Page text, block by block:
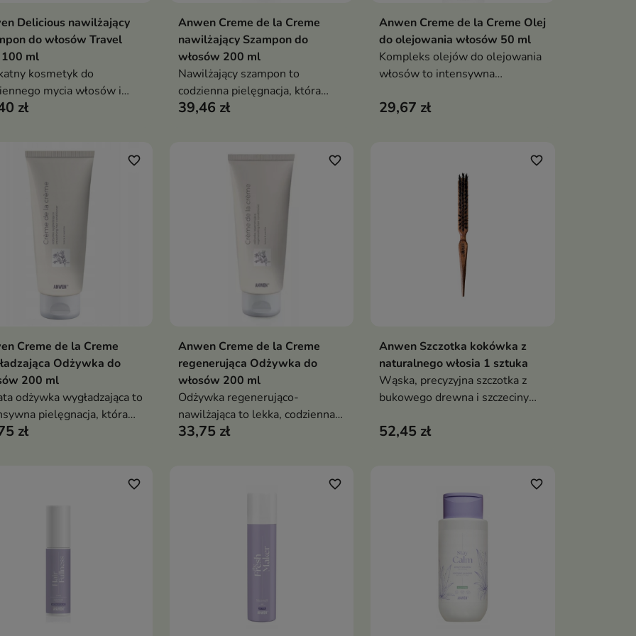
Dodaj do koszyka
Delicious nawilżający
do włosów Travel
100 ml
kosmetyk do
mycia włosów i
zł
Dodaj do koszyka
Anwen Creme de la Creme
nawilżający Szampon do
włosów 200 ml
Nawilżający szampon to
codzienna pielęgnacja, która
dokładnie oczyszcza, nawilża
39,46 zł
Dodaj do koszyka
Anwen Creme de la Creme Olej
do olejowania włosów 50 ml
Kompleks olejów do olejowania
włosów to intensywna
nabłyszcza i redukuje puszenie,
29,67 zł
Dodaj do koszyka
favorite_border
Creme de la Creme
Odżywka do
200 ml
odżywka wygładzająca to
pielęgnacja, która
puszenie, zapewnia
zł
Dodaj do koszyka
favorite_border
Anwen Creme de la Creme
regenerująca Odżywka do
włosów 200 ml
Odżywka regenerująco-
nawilżająca to lekka, codzienna
pielęgnacja, która wzmacnia
33,75 zł
Dodaj do koszyka
favorite_border
Anwen Szczotka kokówka z
naturalnego włosia 1 sztuka
Wąska, precyzyjna szczotka z
bukowego drewna i szczeciny
tapirowania i idealnych upięć
52,45 zł
favorite_border favorite_border favorite_border